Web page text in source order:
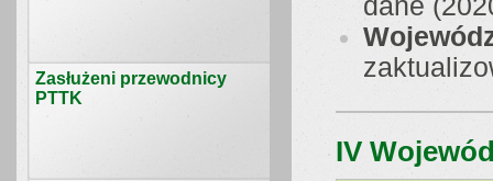
Zasłużeni przewodnicy
PTTK
dane
IV